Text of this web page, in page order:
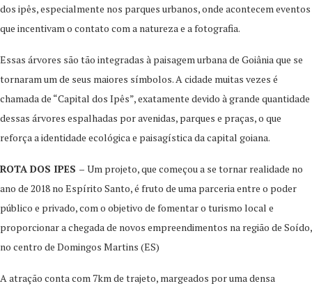
dos ipês, especialmente nos parques urbanos, onde acontecem eventos
que incentivam o contato com a natureza e a fotografia.
Essas árvores são tão integradas à paisagem urbana de Goiânia que se
tornaram um de seus maiores símbolos. A cidade muitas vezes é
chamada de “Capital dos Ipês”, exatamente devido à grande quantidade
dessas árvores espalhadas por avenidas, parques e praças, o que
reforça a identidade ecológica e paisagística da capital goiana.
ROTA DOS IPES – Um projeto, que começou a se tornar realidade no
ano de 2018 no Espírito Santo, é fruto de uma parceria entre o poder
público e privado, com o objetivo de fomentar o turismo local e
proporcionar a chegada de novos empreendimentos na região de Soído,
no centro de Domingos Martins (ES)
A atração conta com 7km de trajeto, margeados por uma densa